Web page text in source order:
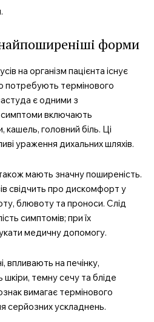
найпоширеніші форми
на організм пацієнта існує
потребують термінового
є одними з
включають
головний біль. Ці
ураження дихальних шляхів.
мають значну поширеність.
свідчить про дискомфорт у
блювоту та проноси. Слід
симптомів; при їх
медичну допомогу.
впливають на печінку,
темну сечу та бліде
вимагає термінового
серйозних ускладнень.